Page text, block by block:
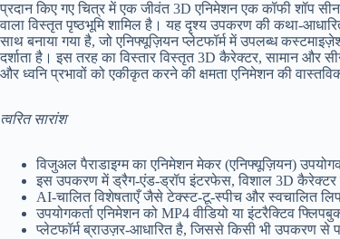
प्रदान किए गए चित्र में एक जीवंत 3D एनिमेशन एक कॉफी शॉप
वाला विस्तृत पृष्ठभूमि शामिल है। यह दृश्य उपकरण की कथा-
साथ बनाया गया है, जो एनिफ्यूज़ियन प्लेटफॉर्म में उपलब्ध
दर्शाता है। इस तरह का विस्तार विस्तृत 3D कैरेक्टर, सामान और
और ध्वनि प्रभावों को एकीकृत करने की क्षमता एनिमेशन की
त्वरित सारांश
विजुअल पैराडाइग्म का एनिमेशन मेकर (एनिफ्यूज़ियन)
इस उपकरण में ड्रैग-एंड-ड्रॉप इंटरफेस, विशाल 3D कैरेक्टर
AI-चालित विशेषताएँ जैसे टेक्स्ट-टू-स्पीच और स्वचालित
उपयोगकर्ता एनिमेशन को MP4 वीडियो या इंटरैक्टिव
प्लेटफॉर्म ब्राउज़र-आधारित है, जिससे किसी भी उपकरण से